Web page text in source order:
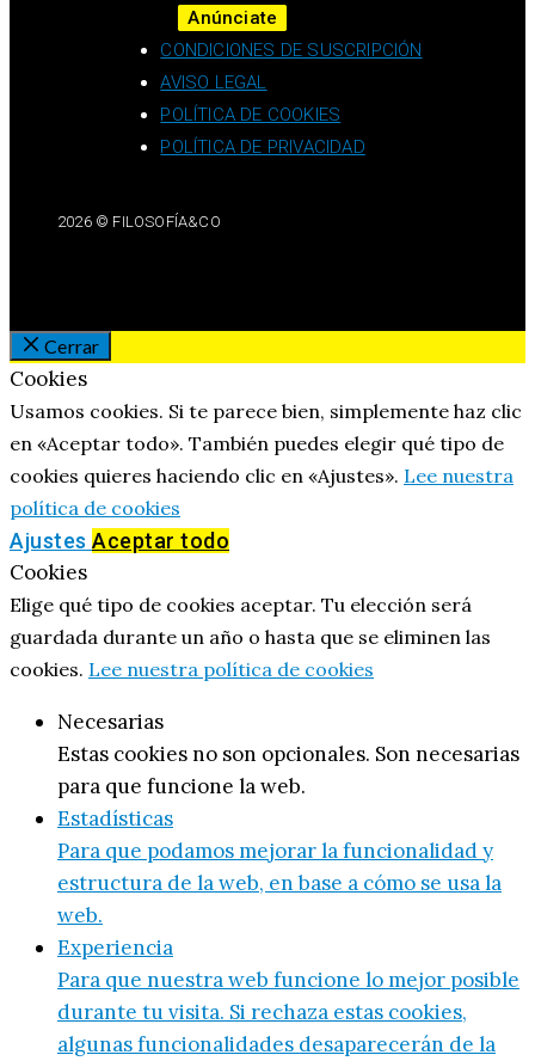
Anúnciate
CONDICIONES DE SUSCRIPCIÓN
AVISO LEGAL
POLÍTICA DE COOKIES
POLÍTICA DE PRIVACIDAD
2026 © FILOSOFÍA&CO
Cerrar
Cookies
Usamos cookies. Si te parece bien, simplemente haz clic
en «Aceptar todo». También puedes elegir qué tipo de
cookies quieres haciendo clic en «Ajustes». Lee nuestra
política de cookies
Ajustes Aceptar todo
Cookies
Elige qué tipo de cookies aceptar. Tu elección será
guardada durante un año o hasta que se eliminen las
cookies. Lee nuestra política de cookies
Necesarias
Estas cookies no son opcionales. Son necesarias
para que funcione la web.
Estadísticas
Para que podamos mejorar la funcionalidad y
estructura de la web, en base a cómo se usa la
web.
Experiencia
Para que nuestra web funcione lo mejor posible
durante tu visita. Si rechaza estas cookies,
algunas funcionalidades desaparecerán de la